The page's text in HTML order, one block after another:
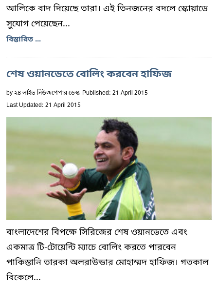
আলিকে বাদ দিয়েছে তারা। এই তিনজনের বদলে স্কোয়াডে
সুযোগ পেয়েছেন...
বিস্তারিত ...
শেষ ওয়ানডেতে বোলিং করবেন হাফিজ
by২৪ লাইভ নিউজপেপার ডেস্ক Published: 21 April 2015
Last Updated: 21 April 2015
বাংলাদেশের বিপক্ষে সিরিজের শেষ ওয়ানডেতে এবং
একমাত্র টি-টোয়েন্টি ম্যাচে বোলিং করতে পারবেন
পাকিস্তানি তারকা অলরাউন্ডার মোহাম্মদ হাফিজ। গতকাল
বিকেলে...